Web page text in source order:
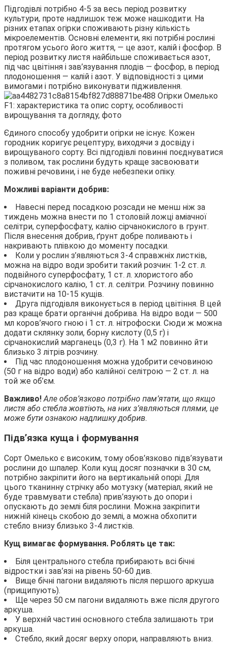
Підгодівлі потрібно 4-5 за весь період розвитку
культури, проте надлишок теж може нашкодити. На
різних етапах огірки споживають різну кількість
мікроелементів. Основні елементи, які потрібні рослині
протягом усього його життя, — це азот, калій і фосфор. В
період розвитку листя найбільше споживається азот,
під час цвітіння і зав’язування плодів — фосфор, в період
плодоношення — калій і азот. У відповідності з цими
вимогами і потрібно виконувати підживлення.
Єдиного способу удобрити огірки не існує. Кожен
городник коригує рецептуру, виходячи з досвіду і
вирощуваного сорту. Всі підгодівлі повинні поєднуватися
з поливом, так рослини будуть краще засвоювати
поживні речовини, і не буде небезпеки опіку.
Можливі варіанти добрив:
Навесні перед посадкою розсади не менш ніж за
тиждень можна внести по 1 столовій ложці аміачної
селітри, суперфосфату, калію сірчанокислого в грунт.
Після внесення добрив, ґрунт добре поливають і
накривають плівкою до моменту посадки.
Коли у рослин з’являються 3-4 справжніх листків,
можна на відро води зробити такий розчин: 1-2 ст. л.
подвійного суперфосфату, 1 ст. л. хлористого або
сірчанокислого калію, 1 ст. л. селітри. Розчину повинно
вистачити на 10-15 кущів.
Друга підгодівля виконується в період цвітіння. В цей
раз краще брати органічні добрива. На відро води — 500
мл коров’ячого гною і 1 ст. л. нітрофоски. Сюди ж можна
додати склянку золи, борну кислоту (0,5 г) і
сірчанокислий марганець (0,3 г). На 1 м2 повинно йти
близько 3 літрів розчину.
Під час плодоношення можна удобрити сечовиною
(50 г на відро води) або калійної селітрою — 2 ст. л. на
той же об’єм.
Важливо!Але обов’язково потрібно пам’ятати, що якщо
листя або стебла жовтіють, на них з’являються плями, це
може бути ознакою надлишку добрив.
Підв’язка куща і формування
Сорт Омелько є високим, тому обов’язково підв’язувати
рослини до шпалер. Коли кущ досяг позначки в 30 см,
потрібно закріпити його на вертикальній опорі. Для
цього тканинну стрічку або мотузку (матеріал, який не
буде травмувати стебла) прив’язують до опори і
опускають до землі біля рослини. Можна закріпити
нижній кінець скобою до землі, а можна обхопити
стебло внизу близько 3-4 листків.
Кущ вимагає формування. Роблять це так:
Біля центрального стебла прибирають всі бічні
відростки і зав’язі на рівень 50-60 див.
Вище бічні пагони видаляють після першого аркуша
(прищипують).
Ще через 50 см пагони видаляють вже після другого
аркуша.
У верхній частині основного стебла залишають три
аркуша.
Стебло, який досяг верху опори, направляють вниз.